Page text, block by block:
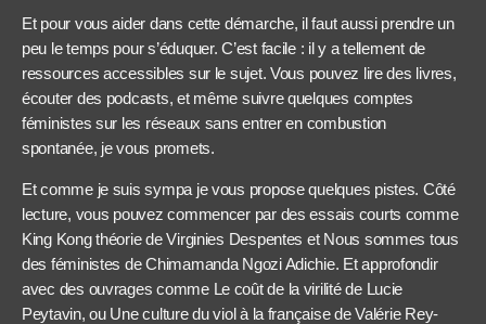
Et pour vous aider dans cette démarche, il faut aussi prendre un
peu le temps pour s’éduquer. C’est facile : il y a tellement de
ressources accessibles sur le sujet. Vous pouvez lire des livres,
écouter des podcasts, et même suivre quelques comptes
féministes sur les réseaux sans entrer en combustion
spontanée, je vous promets.
Et comme je suis sympa je vous propose quelques pistes. Côté
lecture, vous pouvez commencer par des essais courts comme
King Kong théorie de Virginies Despentes et Nous sommes tous
des féministes de Chimamanda Ngozi Adichie. Et approfondir
avec des ouvrages comme Le coût de la virilité de Lucie
Peytavin, ou Une culture du viol à la française de Valérie Rey-